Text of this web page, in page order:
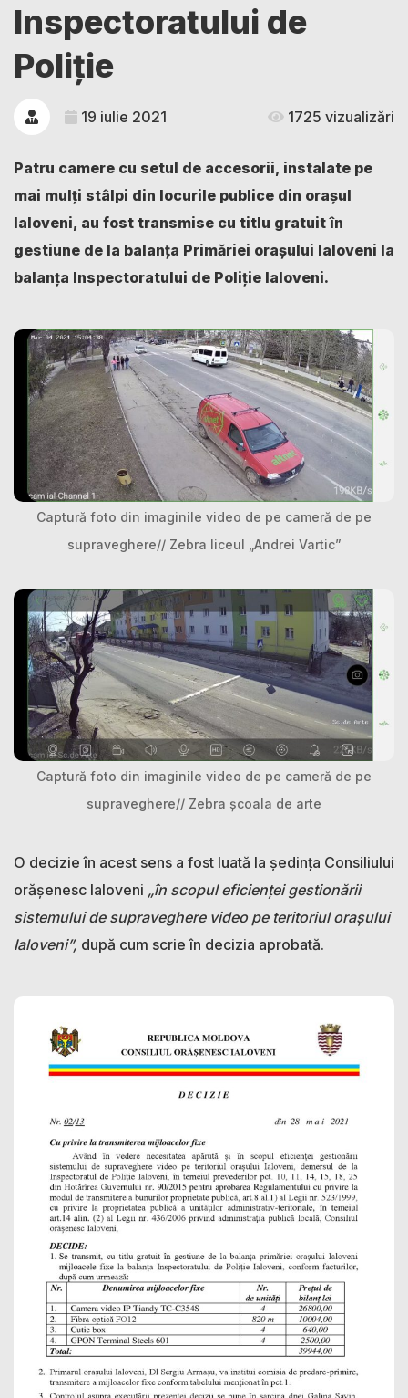
Inspectoratului de
Poliție
19 iulie 2021 1725 vizualizări
Patru camere cu setul de accesorii, instalate pe
mai mulți stâlpi din locurile publice din orașul
Ialoveni, au fost transmise cu titlu gratuit în
gestiune de la balanța Primăriei orașului Ialoveni la
balanța Inspectoratului de Poliție Ialoveni.
Captură foto din imaginile video de pe cameră de pe
supraveghere// Zebra liceul „Andrei Vartic”
Captură foto din imaginile video de pe cameră de pe
supraveghere// Zebra școala de arte
O decizie în acest sens a fost luată la ședința Consiliului
orășenesc Ialoveni „în scopul eficienței gestionării
sistemului de supraveghere video pe teritoriul orașului
Ialoveni”, după cum scrie în decizia aprobată.